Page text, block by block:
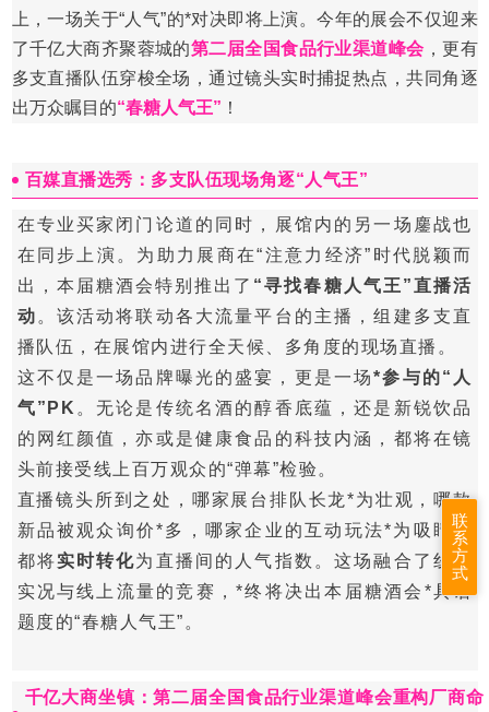
上，一场关于“人气”的*对决即将上演。今年的展会不仅迎来
了千亿大商齐聚蓉城的第二届全国食品行业渠道峰会 ，更有
多支直播队伍穿梭全场，通过镜头实时捕捉热点，共同角逐
出万众瞩目的“春糖人气王” ！
百媒直播选秀：多支队伍现场角逐“人气王”
在专业买家闭门论道的同时，展馆内的另一场鏖战也
在同步上演。为助力展商在“注意力经济”时代脱颖而
出，本届糖酒会特别推出了 “寻找春糖人气王”直播活
动 。该活动将联动各大流量平台的主播，组建多支直
播队伍，在展馆内进行全天候、多角度的现场直播。
这不仅是一场品牌曝光的盛宴，更是一场*参与的“人
气”PK 。无论是传统名酒的醇香底蕴，还是新锐饮品
的网红颜值，亦或是健康食品的科技内涵，都将在镜
头前接受线上百万观众的“弹幕”检验。
直播镜头所到之处，哪家展台排队长龙*为壮观，哪款
新品被观众询价*多，哪家企业的互动玩法*为吸睛，
都将实时转化为直播间的人气指数。这场融合了线下
实况与线上流量的竞赛，*终将决出本届糖酒会*具话
题度的“春糖人气王” 。
千亿大商坐镇：第二届全国食品行业渠道峰会重构厂商命
联
系
方
式